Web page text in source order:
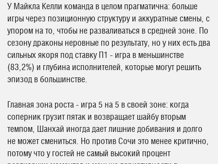
У Майкла Келли команда в целом прагматична: больше
игры через позиционную структуру и аккуратные смены, с
упором на то, чтобы не разваливаться в средней зоне. По
сезону драконы неровные по результату, но у них есть два
сильных якоря под ставку П1 - игра в меньшинстве
(83,2%) и глубина исполнителей, которые могут решить
эпизод в большинстве.
Главная зона роста - игра 5 на 5 в своей зоне: когда
соперник грузит пятак и возвращает шайбу вторым
темпом, Шанхай иногда дает лишние добивания и долго
не может смениться. Но против Сочи это менее критично,
потому что у гостей не самый высокий процент